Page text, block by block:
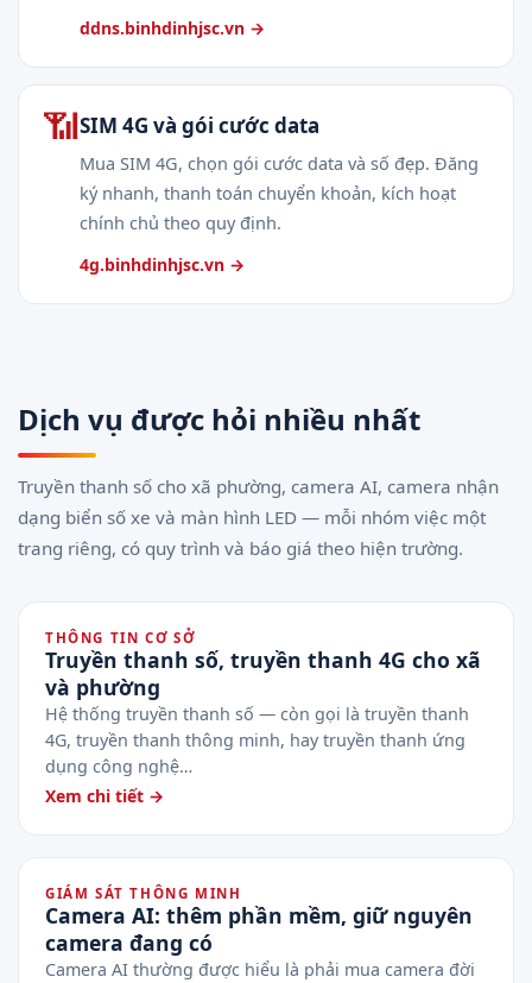
ddns.binhdinhjsc.vn →
📶SIM 4G và gói cước data
Mua SIM 4G, chọn gói cước data và số đẹp. Đăng
ký nhanh, thanh toán chuyển khoản, kích hoạt
chính chủ theo quy định.
4g.binhdinhjsc.vn →
Dịch vụ được hỏi nhiều nhất
Truyền thanh số cho xã phường, camera AI, camera nhận
dạng biển số xe và màn hình LED — mỗi nhóm việc một
trang riêng, có quy trình và báo giá theo hiện trường.
THÔNG TIN CƠ SỞ
Truyền thanh số, truyền thanh 4G cho xã
và phường
Hệ thống truyền thanh số — còn gọi là truyền thanh
4G, truyền thanh thông minh, hay truyền thanh ứng
dụng công nghệ…
Xem chi tiết →
GIÁM SÁT THÔNG MINH
Camera AI: thêm phần mềm, giữ nguyên
camera đang có
Camera AI thường được hiểu là phải mua camera đời